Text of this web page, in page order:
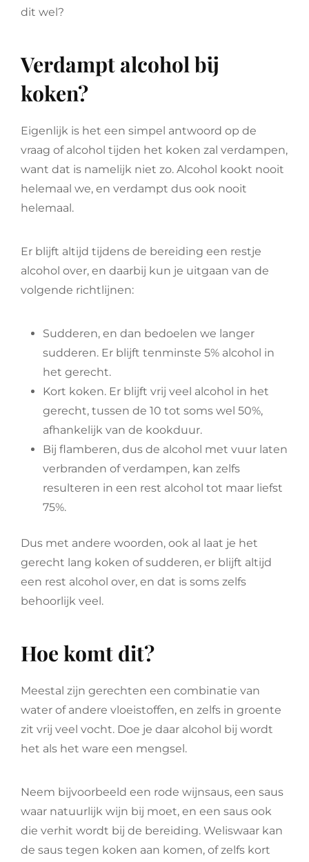
dit wel?
Verdampt alcohol bij
koken?
Eigenlijk is het een simpel antwoord op de
vraag of alcohol tijden het koken zal verdampen,
want dat is namelijk niet zo. Alcohol kookt nooit
helemaal we, en verdampt dus ook nooit
helemaal.
Er blijft altijd tijdens de bereiding een restje
alcohol over, en daarbij kun je uitgaan van de
volgende richtlijnen:
Sudderen, en dan bedoelen we langer
sudderen. Er blijft tenminste 5% alcohol in
het gerecht.
Kort koken. Er blijft vrij veel alcohol in het
gerecht, tussen de 10 tot soms wel 50%,
afhankelijk van de kookduur.
Bij flamberen, dus de alcohol met vuur laten
verbranden of verdampen, kan zelfs
resulteren in een rest alcohol tot maar liefst
75%.
Dus met andere woorden, ook al laat je het
gerecht lang koken of sudderen, er blijft altijd
een rest alcohol over, en dat is soms zelfs
behoorlijk veel.
Hoe komt dit?
Meestal zijn gerechten een combinatie van
water of andere vloeistoffen, en zelfs in groente
zit vrij veel vocht. Doe je daar alcohol bij wordt
het als het ware een mengsel.
Neem bijvoorbeeld een rode wijnsaus, een saus
waar natuurlijk wijn bij moet, en een saus ook
die verhit wordt bij de bereiding. Weliswaar kan
de saus tegen koken aan komen, of zelfs kort